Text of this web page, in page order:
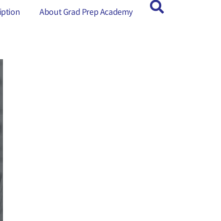
About Grad Prep Academy
About Grad Prep Academy